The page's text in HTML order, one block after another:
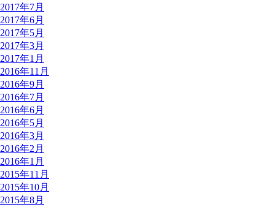
2017年7月
2017年6月
2017年5月
2017年3月
2017年1月
2016年11月
2016年9月
2016年7月
2016年6月
2016年5月
2016年3月
2016年2月
2016年1月
2015年11月
2015年10月
2015年8月